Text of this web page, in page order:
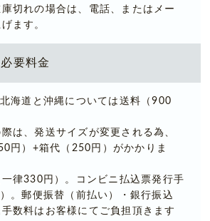
切れの場合は、電話、またはメー
ます。
要料金
海道と沖縄については送料（900
は、発送サイズが変更される為、
円）+箱代（250円）がかかりま
律330円）。コンビニ払込票発行手
。郵便振替（前払い）・銀行振込
手数料はお客様にてご負担頂きます